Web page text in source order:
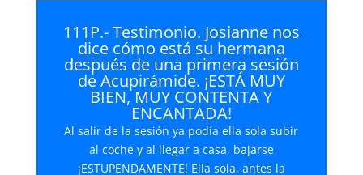
111P.- Testimonio. Josianne nos
dice cómo está su hermana
después de una primera sesión
de Acupirámide. ¡ESTÁ MUY
BIEN, MUY CONTENTA Y
ENCANTADA!
Al salir de la sesión ya podía ella sola subir
al coche y al llegar a casa, bajarse
¡ESTUPENDAMENTE! Ella sola, antes la